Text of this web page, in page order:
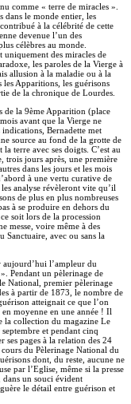
comme « terre de miracles ».
dans le monde entier, les
à la célébrité de cette
devenue l’un des
célèbres au monde.
uniquement des miracles de
les paroles de la Vierge à
allusion à la maladie ou à la
Apparitions, les guérisons
de la chronique de Lourdes.
la 9ème Apparition (place
avant que la Vierge ne
Bernadette met
source au fond de la grotte de
terre avec ses doigts. C’est au
trois jours après, une première
dans les jours et les mois
à une vertu curative de
analyse révèleront vite qu’il
de plus en plus nombreuses
à se produire en dehors du
soit lors de la procession
messe, voire même à des
Sanctuaire, avec ou sans la
l’ampleur du
Pendant un pèlerinage de
National, premier pèlerinage
à partir de 1873, le nombre de
atteignait ce que l’on
moyenne en une année ! Il
la collection du magazine Le
et pendant cinq
ses pages à la relation des 24
du Pèlerinage National du
dont, du reste, aucune ne
par l’Eglise, même si la presse
dans un souci évident
le détail entre guérison et